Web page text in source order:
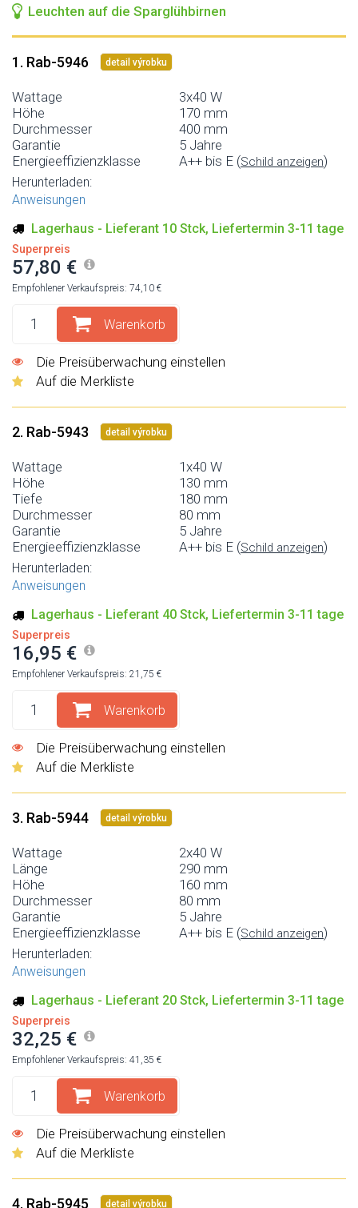
Leuchten auf die Sparglühbirnen
1. Rab-5946 detail výrobku
Wattage
3x40 W
Höhe
170 mm
Durchmesser
400 mm
Garantie
5 Jahre
Energieeffizienzklasse
A++ bis E (Schild anzeigen)
Herunterladen:
Anweisungen
Lagerhaus - Lieferant 10 Stck, Liefertermin 3-11 tage
Superpreis
57,80 €
Empfohlener Verkaufspreis: 74,10 €
Warenkorb
Die Preisüberwachung einstellen
Auf die Merkliste
2. Rab-5943 detail výrobku
Wattage
1x40 W
Höhe
130 mm
Tiefe
180 mm
Durchmesser
80 mm
Garantie
5 Jahre
Energieeffizienzklasse
A++ bis E (Schild anzeigen)
Herunterladen:
Anweisungen
Lagerhaus - Lieferant 40 Stck, Liefertermin 3-11 tage
Superpreis
16,95 €
Empfohlener Verkaufspreis: 21,75 €
Warenkorb
Die Preisüberwachung einstellen
Auf die Merkliste
3. Rab-5944 detail výrobku
Wattage
2x40 W
Länge
290 mm
Höhe
160 mm
Durchmesser
80 mm
Garantie
5 Jahre
Energieeffizienzklasse
A++ bis E (Schild anzeigen)
Herunterladen:
Anweisungen
Lagerhaus - Lieferant 20 Stck, Liefertermin 3-11 tage
Superpreis
32,25 €
Empfohlener Verkaufspreis: 41,35 €
Warenkorb
Die Preisüberwachung einstellen
Auf die Merkliste
4. Rab-5945 detail výrobku